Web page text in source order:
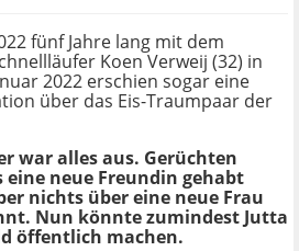
fünf Jahre lang mit dem
Koen Verweij (32) in
2022 erschien sogar eine
über das Eis-Traumpaar der
war alles aus. Gerüchten
eine neue Freundin gehabt
nichts über eine neue Frau
Nun könnte zumindest Jutta
öffentlich machen.